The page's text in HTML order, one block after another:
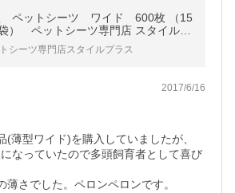
ペットシーツ ワイド 600枚 （15
） ペットシーツ専門店 スタイルプ
リジナル
シーツ専門店スタイルプラス
2017/6/16
(薄型ワイド)を購入していましたが、
なっていたので多頭飼育者として喜び
薄さでした。ペロンペロンです。